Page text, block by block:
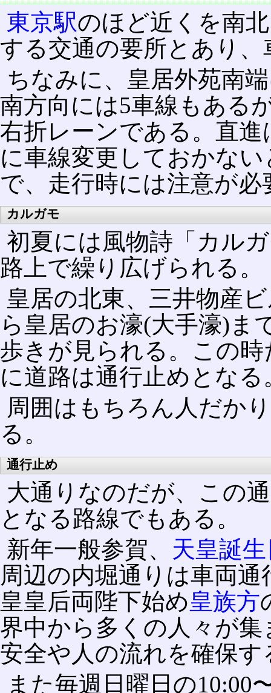
東京駅のほど近くを南
する交通の要所とあり
ちなみに、皇居外苑南
南方向には5車線もある
右折レーンである。直
に車線変更しておかな
で、走行時には注意が必
カルガモ
初夏には風物詩「カル
路上で繰り広げられる。
皇居の北東、三井物産
ら皇居のお濠(大手濠)ま
歩きが見られる。この
に道路は通行止めとなる
周囲はもちろん人だか
る。
通行止め
大通りなのだが、この
となる路線でもある。
新年一般参賀、 天皇誕
周辺の内堀通りは車両
皇皇后両陛下始め皇族方
界中から多くの人々が
安全や人の流れを確保
また毎週日曜日の10:00